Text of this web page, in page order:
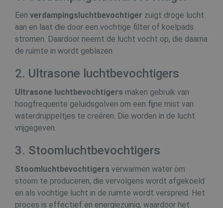
Een verdampingsluchtbevochtiger zuigt droge lucht
aan en laat die door een vochtige filter of koelpads
stromen. Daardoor neemt de lucht vocht op, die daarna
de ruimte in wordt geblazen.
2. Ultrasone luchtbevochtigers
Ultrasone luchtbevochtigers maken gebruik van
hoogfrequente geluidsgolven om een fijne mist van
waterdruppeltjes te creëren. Die worden in de lucht
vrijgegeven.
3. Stoomluchtbevochtigers
Stoomluchtbevochtigers verwarmen water om
stoom te produceren, die vervolgens wordt afgekoeld
en als vochtige lucht in de ruimte wordt verspreid. Het
proces is effectief en energiezuinig, waardoor het